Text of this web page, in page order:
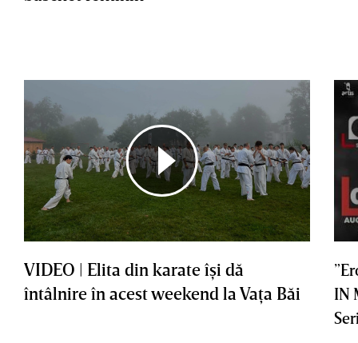
VIDEO | Elita din karate îşi dă
întâlnire în acest weekend la Vaţa Băi
IN